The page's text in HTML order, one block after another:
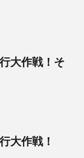
大作戦！そ
大作戦！